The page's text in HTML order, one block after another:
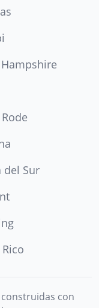
del Sur
con